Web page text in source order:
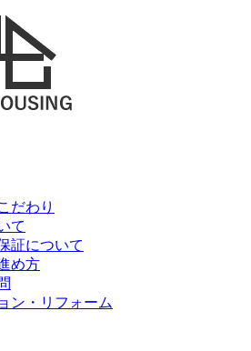
だわり
て
証について
め方
ン・リフォーム